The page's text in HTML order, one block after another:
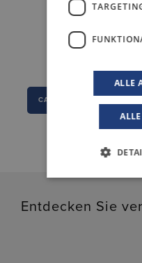
CAD-DATEN
Entdecken Sie
ALLE